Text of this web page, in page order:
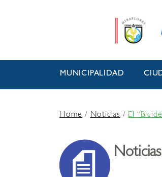
MUNICIPALIDAD
Home/Noticias /El
Noticias